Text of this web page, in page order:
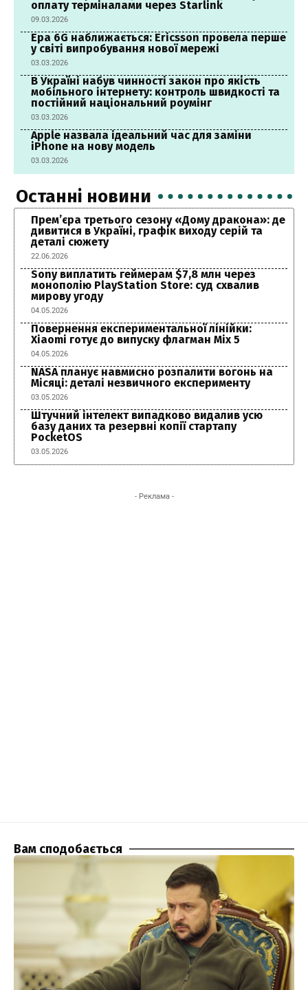
оплату терміналами через Starlink
09.03.2026
Ера 6G наближається: Ericsson провела перше
у світі випробування нової мережі
03.03.2026
В Україні набув чинності закон про якість
мобільного інтернету: контроль швидкості та
постійний національний роумінг
03.03.2026
Apple назвала ідеальний час для заміни
iPhone на нову модель
03.03.2026
Останні новини
Прем’єра третього сезону «Дому дракона»: де
дивитися в Україні, графік виходу серій та
деталі сюжету
22.06.2026
Sony виплатить геймерам $7,8 млн через
монополію PlayStation Store: суд схвалив
мирову угоду
04.05.2026
Повернення експериментальної лінійки:
Xiaomi готує до випуску флагман Mix 5
04.05.2026
NASA планує навмисно розпалити вогонь на
Місяці: деталі незвичного експерименту
03.05.2026
Штучний інтелект випадково видалив усю
базу даних та резервні копії стартапу
PocketOS
03.05.2026
- Реклама -
Вам сподобається